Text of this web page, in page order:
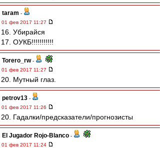
taram -
01 фев 2017 11:27
16. Убирайся
17. ОУКБ!!!!!!!!!!!
Torero_rw-
01 фев 2017 11:27
20. Мутный глаз.
petrov13 -
01 фев 2017 11:26
20. Гадалки/предсказатели/прогнозисты
El Jugador Rojo-Blanco -
01 фев 2017 11:24